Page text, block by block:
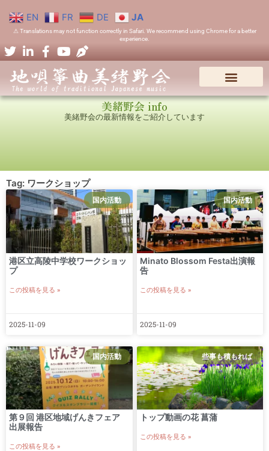
⚠ Translations may not function correctly in Safari. We recommend using Chrome for a better
experience.
美緒野会 info
美緒野会の最新情報をご紹介しています
Tag: ワークショップ
国内活動
港区立高陵中学校ワークショッ
プ
この投稿を見る »
2025-11-09
国内活動
Minato Blossom Festa出演報
告
この投稿を見る »
2025-11-09
国内活動
第９回 港区地域げんきフェア
出展報告
この投稿を見る »
些事も積もれば
トップ動画の花 菖蒲
この投稿を見る »
EN FR DE JA